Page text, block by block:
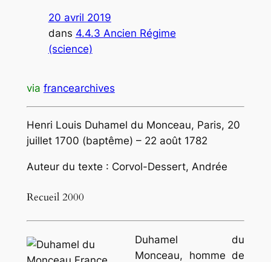
20 avril 2019
dans 4.4.3 Ancien Régime
(science)
via francearchives
Henri Louis Duhamel du Monceau, Paris, 20
juillet 1700 (baptême) – 22 août 1782
Auteur du texte : Corvol-Dessert, Andrée
Recueil 2000
Duhamel du
Monceau, homme de